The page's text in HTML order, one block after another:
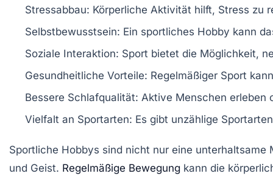
Stressabbau: Körperliche Aktivität hilft, Stress zu
Selbstbewusstsein: Ein sportliches Hobby kann
Soziale Interaktion: Sport bietet die Möglichkeit,
Gesundheitliche Vorteile: Regelmäßiger Sport
Bessere Schlafqualität: Aktive Menschen erleben
Vielfalt an Sportarten: Es gibt unzählige Sportarten
Sportliche Hobbys sind nicht nur eine
und Geist. Regelmäßige Bewegung kann die